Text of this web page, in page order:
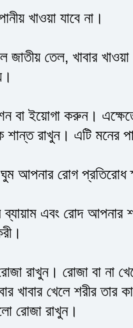
খাওয়া যাবে না।
জাতীয় তেল, খাবার
বা ইয়োগা করুন।
রাখুন। এটি মনের
আপনার রোগ প্রতিরোধ
এবং রোদ আপনার
রাখুন। রোজা বা না
খাবার খেলে শরীর
রোজা রাখুন।